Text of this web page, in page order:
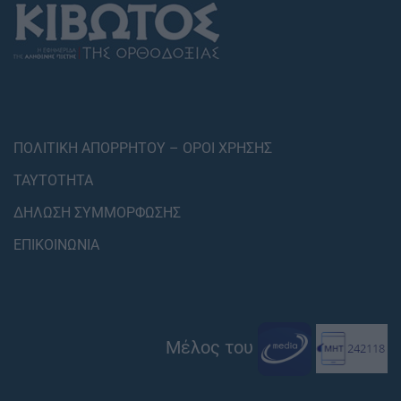
ΠΟΛΙΤΙΚΗ ΑΠΟΡΡΗΤΟΥ – ΟΡΟΙ ΧΡΗΣΗΣ
ΤΑΥΤΟΤΗΤΑ
ΔΗΛΩΣΗ ΣΥΜΜΟΡΦΩΣΗΣ
ΕΠΙΚΟΙΝΩΝΙΑ
Μέλος του